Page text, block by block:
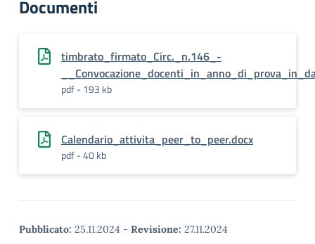
Documenti
timbrato_firmato_Circ._n.146_-
pdf - 193 kb
Calendario_attivita_peer_to_peer.docx
pdf - 40 kb
Pubblicato: 25.11.2024 - Revisione: 27.11.2024